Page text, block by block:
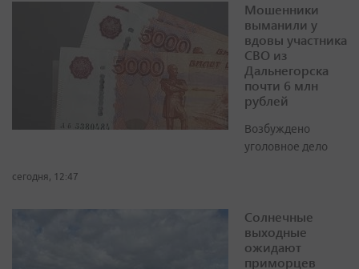
Мошенники
выманили у
вдовы участника
СВО из
Дальнегорска
почти 6 млн
рублей
Возбуждено
уголовное дело
сегодня, 12:47
Солнечные
выходные
ожидают
приморцев